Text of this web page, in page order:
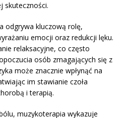
skuteczności.
odgrywa kluczową rolę,
emocji oraz redukcji lęku.
relaksacyjne, co często
osób zmagających się z
może znacznie wpłynąć na
im stawianie czoła
i terapią.
muzykoterapia wykazuje